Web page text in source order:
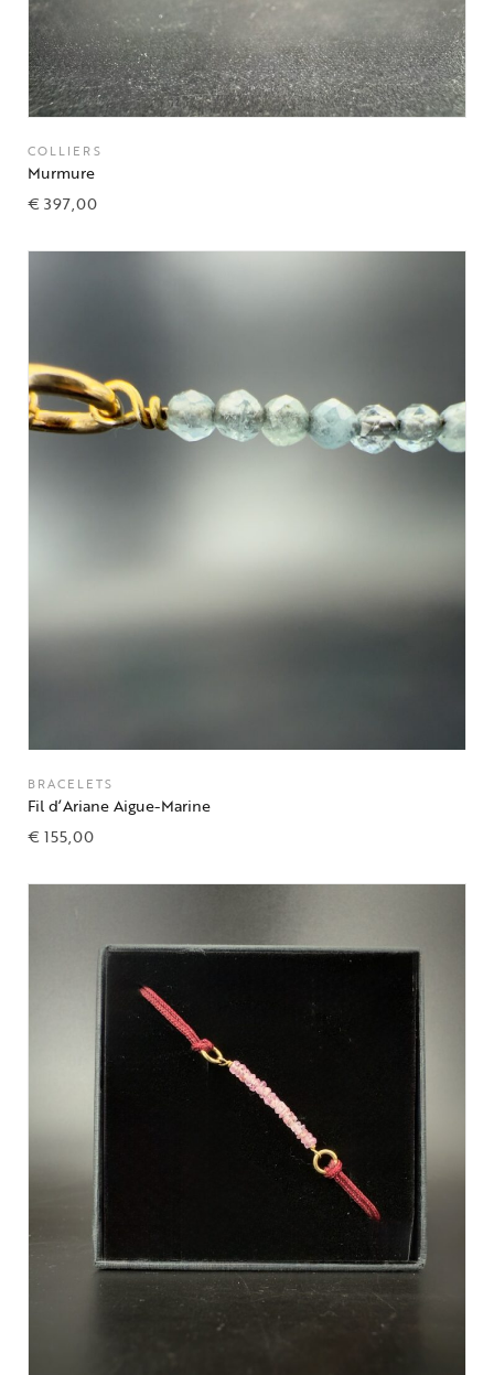
COLLIERS
Murmure
€397,00
BRACELETS
Fil d’Ariane Aigue-Marine
€155,00